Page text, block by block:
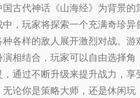
国古代神话《山海经》为背景的
，玩家将探索一个充满奇珍异
各样的敌人展开激烈对战。游
相结合，玩家可以自由选择角
通过不断升级来提升战力，享
论你是策略大师，还是休闲玩